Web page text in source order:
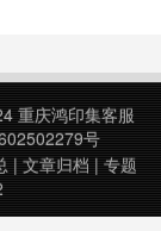
重庆鸿印集客服
号
| 文章归档 | 专题